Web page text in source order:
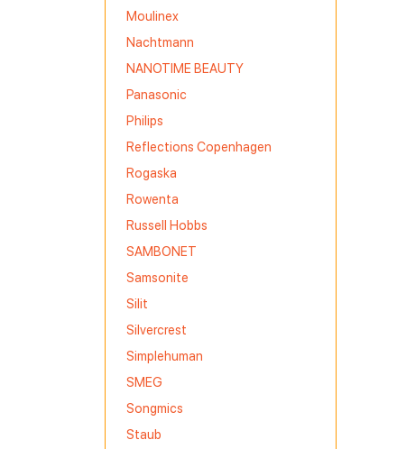
Moulinex
Nachtmann
NANOTIME BEAUTY
Panasonic
Philips
Reflections Copenhagen
Rogaska
Rowenta
Russell Hobbs
SAMBONET
Samsonite
Silit
Silvercrest
Simplehuman
SMEG
Songmics
Staub